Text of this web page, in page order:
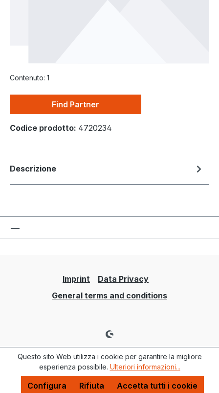
Contenuto: 1
Find Partner
Codice prodotto: 4720234
Descrizione
Imprint
Data Privacy
General terms and conditions
Questo sito Web utilizza i cookie per garantire la migliore
esperienza possibile. Ulteriori informazioni...
Rifiuta
Configura Accetta tutti i cookie